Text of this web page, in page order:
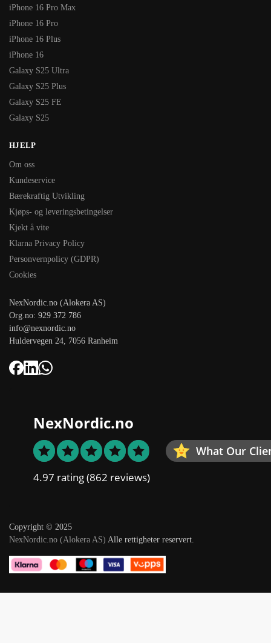
iPhone 16 Pro Max
iPhone 16 Pro
iPhone 16 Plus
iPhone 16
Galaxy S25 Ultra
Galaxy S25 Plus
Galaxy S25 FE
Galaxy S25
HJELP
Om oss
Kundeservice
Bærekraftig Utvikling
Kjøps- og leveringsbetingelser
Kjekt å vite
Klarna Privacy Policy
Personvernpolicy (GDPR)
Cookies
NexNordic.no (Alokera AS)
Org.no: 929 372 786
info@nexnordic.no
Huldervegen 24, 7056 Ranheim
NexNordic.no
What Our
4.97 rating(862 reviews)
Copyright © 2025
NexNordic.no (Alokera AS) Alle rettigheter reservert.